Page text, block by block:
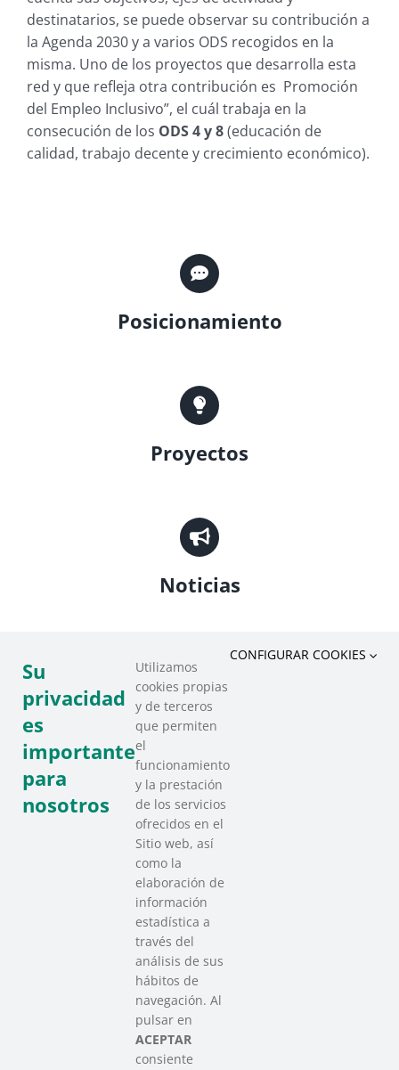
destinatarios, se puede observar su contribución a
la Agenda 2030 y a varios ODS recogidos en la
misma. Uno de los proyectos que desarrolla esta
red y que refleja otra contribución es Promoción
del Empleo Inclusivo”, el cuál trabaja en la
consecución de los ODS 4 y 8(educación de
calidad, trabajo decente y crecimiento económico).
Posicionamiento
Proyectos
Noticias
Recursos
SAREEN SAREA
Asociación que agrupa a las redes
del Tercer Sector Social en Euskadi
Su
privacidad
es
importante
para
nosotros
Utilizamos
cookies propias
y de terceros
que permiten
el
funcionamiento
y la prestación
de los servicios
ofrecidos en el
Sitio web, así
como la
elaboración de
información
estadística a
través del
análisis de sus
hábitos de
navegación. Al
pulsar en
ACEPTAR
consiente
CONFIGURAR COOKIES